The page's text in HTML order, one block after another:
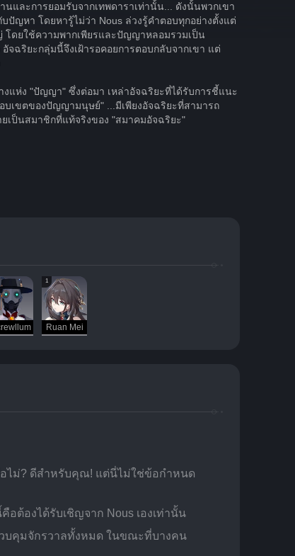
และการยอมรับจากเทพดาราเท่านั้น... ดังนั้นพวกเขา
ปัญหา โดยหารู้ไม่ว่า Nous ล่วงรู้คำตอบทุกอย่างตั้งแต่
โดยใช้ความพากเพียรและปัญญาหลอมรวมเป็น
ฉริยะกลุ่มนี้จึงเฝ้ารอคอยการตอบกลับจากเขา แต่
แห่ง "ปัญญา" ซึ่งต่อมา เหล่าอัจฉริยะที่ได้รับการชี้แนะ
บเขตของปัญญามนุษย์" ...มีเพียงอัจฉริยะที่สามารถ
เป็นสมาชิกที่แท้จริงของ "สมาคมอัจฉริยะ"
1
Ruan Mei
ม่? ดีสำหรับคุณ! แต่นี่ไม่ใช่ข้อกำหนด
ต้องได้รับเชิญจาก Nous เองเท่านั้น
บคุมจักรวาลทั้งหมด ในขณะที่บางคน